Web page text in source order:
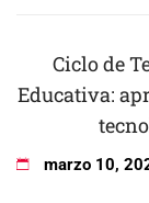
Ciclo de
Educativa:
marzo 10,